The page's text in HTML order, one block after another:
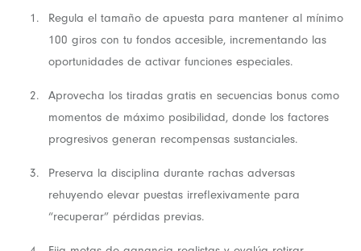
Regula el tamaño de apuesta para mantener al mínimo
100 giros con tu fondos accesible, incrementando las
oportunidades de activar funciones especiales.
Aprovecha los tiradas gratis en secuencias bonus como
momentos de máximo posibilidad, donde los factores
progresivos generan recompensas sustanciales.
Preserva la disciplina durante rachas adversas
rehuyendo elevar puestas irreflexivamente para
“recuperar” pérdidas previas.